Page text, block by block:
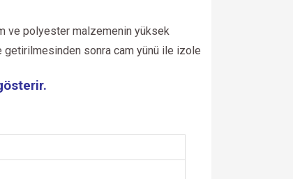
ve polyester malzemenin yüksek
getirilmesinden sonra cam yünü ile izole